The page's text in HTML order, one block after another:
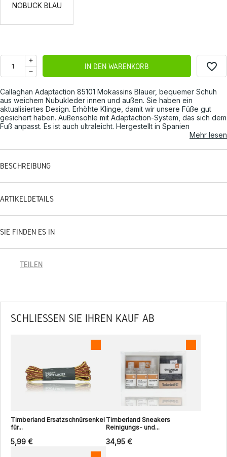
NOBUCK BLAU
IN DEN WARENKORB favorite_border
Callaghan Adaptaction 85101 Mokassins Blauer, bequemer Schuh
aus weichem Nubukleder innen und außen. Sie haben ein
aktualisiertes Design. Erhöhte Klinge, damit wir unsere Füße gut
gesichert haben. Außensohle mit Adaptaction-System, das sich dem
Fuß anpasst. Es ist auch ultraleicht. Hergestellt in Spanien
Mehr lesen
BESCHREIBUNG
ARTIKELDETAILS
SIE FINDEN ES IN
TEILEN
SCHLIESSEN SIE IHREN KAUF AB
Timberland Ersatzschnürsenkel
für...
5,99 €
Timberland Sneakers
Reinigungs- und...
34,95 €